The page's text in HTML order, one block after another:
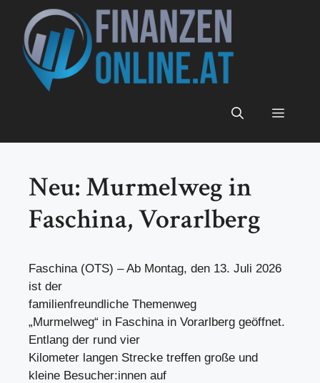
Inhalt
springen
Menü
Neu: Murmelweg in
Faschina, Vorarlberg
Faschina (OTS) – Ab Montag, den 13. Juli 2026
ist der
familienfreundliche Themenweg
„Murmelweg“ in Faschina in Vorarlberg geöffnet.
Entlang der rund vier
Kilometer langen Strecke treffen große und
kleine Besucher:innen auf